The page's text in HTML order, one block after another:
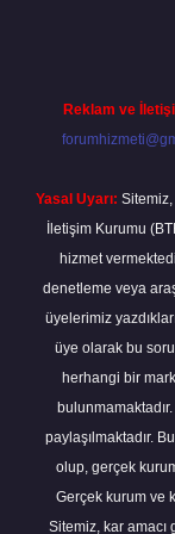
Reklam ve
Yasal Uyarı:
İletişim Kurumu
hizmet
denetleme veya
üyelerimiz
üye olarak bu
herhangi bir
paylaşılmaktadır.
olup, gerçek
Gerçek kurum ve
Sitemiz, kar amacı